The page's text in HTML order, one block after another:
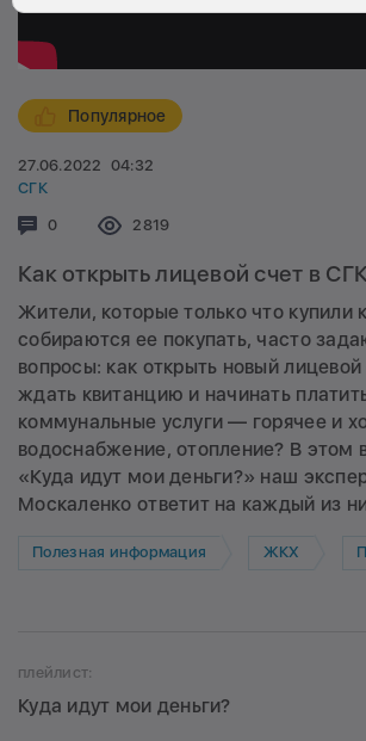
Популярное
27.06.2022 04:32
СГК
Комментариев:
0 Просмотров:
2819
Как открыть лицевой счет в
Жители, которые только что купили
собираются ее покупать, часто
вопросы: как открыть новый лицевой
ждать квитанцию и начинать
коммунальные услуги — горячее и
водоснабжение, отопление? В этом
«Куда идут мои деньги?» наш
Москаленко ответит на каждый из
Полезная информация ЖКХ
плейлист:
Куда идут мои деньги?